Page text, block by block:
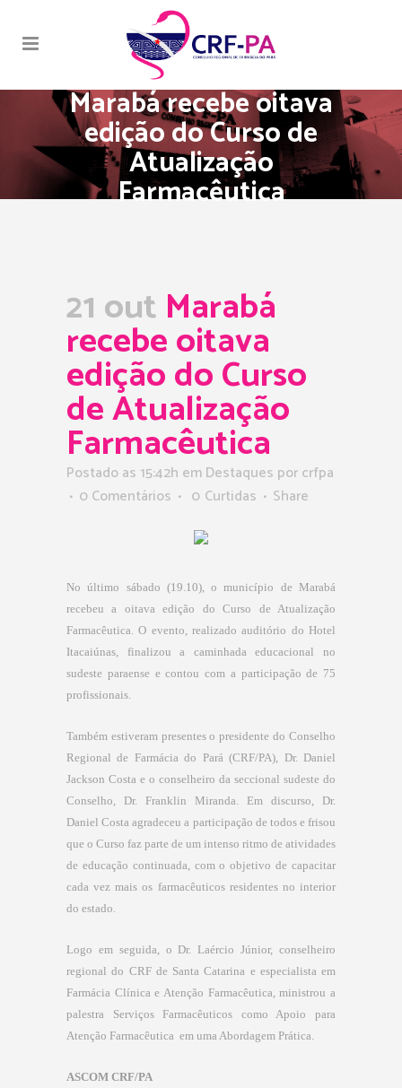
Marabá recebe oitava
edição do Curso de
Atualização
Farmacêutica
21 out Marabá
recebe oitava
edição do Curso
de Atualização
Farmacêutica
Postado as 15:42h emDestaques porcrfpa
0 Comentários
0 Curtidas Share
No último sábado (19.10), o município de Marabá
recebeu a oitava edição do Curso de Atualização
Farmacêutica. O evento, realizado auditório do Hotel
Itacaiúnas, finalizou a caminhada educacional no
sudeste paraense e contou com a participação de 75
profissionais.
Também estiveram presentes o presidente do Conselho
Regional de Farmácia do Pará (CRF/PA), Dr. Daniel
Jackson Costa e o conselheiro da seccional sudeste do
Conselho, Dr. Franklin Miranda. Em discurso, Dr.
Daniel Costa agradeceu a participação de todos e frisou
que o Curso faz parte de um intenso ritmo de atividades
de educação continuada, com o objetivo de capacitar
cada vez mais os farmacêuticos residentes no interior
do estado.
Logo em seguida, o Dr. Laércio Júnior, conselheiro
regional do CRF de Santa Catarina e especialista em
Farmácia Clínica e Atenção Farmacêutica, ministrou a
palestra Serviços Farmacêuticos como Apoio para
Atenção Farmacêutica em uma Abordagem Prática.
ASCOM CRF/PA